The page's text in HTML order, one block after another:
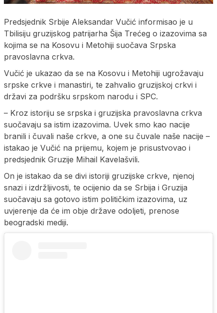
Predsjednik Srbije Aleksandar Vučić informisao je u
Tbilisiju gruzijskog patrijarha Šija Trećeg o izazovima sa
kojima se na Kosovu i Metohiji suočava Srpska
pravoslavna crkva.
Vučić je ukazao da se na Kosovu i Metohiji ugrožavaju
srpske crkve i manastiri, te zahvalio gruzijskoj crkvi i
državi za podršku srpskom narodu i SPC.
– Kroz istoriju se srpska i gruzijska pravoslavna crkva
suočavaju sa istim izazovima. Uvek smo kao nacije
branili i čuvali naše crkve, a one su čuvale naše nacije –
istakao je Vučić na prijemu, kojem je prisustvovao i
predsjednik Gruzije Mihail Kavelašvili.
On je istakao da se divi istoriji gruzijske crkve, njenoj
snazi i izdržljivosti, te ocijenio da se Srbija i Gruzija
suočavaju sa gotovo istim političkim izazovima, uz
uvjerenje da će im obje države odoljeti, prenose
beogradski mediji.